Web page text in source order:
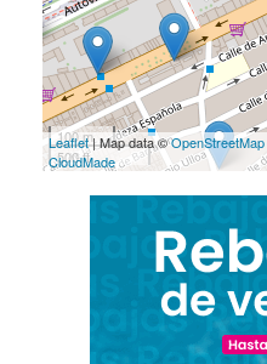
100 m
500 ft
Leaflet| Map data ©OpenStreetMap
CloudMade